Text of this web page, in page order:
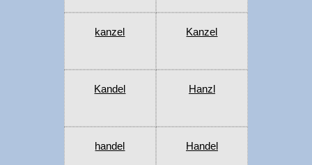
kanzel Kanzel
Kandel Hanzl
handel Handel